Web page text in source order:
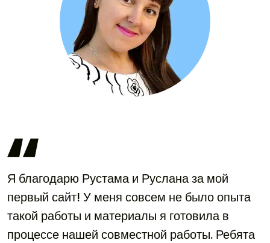
Я благодарю Рустама и Руслана за мой
первый сайт! У меня совсем не было опыта
такой работы и материалы я готовила в
процессе нашей совместной работы. Ребята